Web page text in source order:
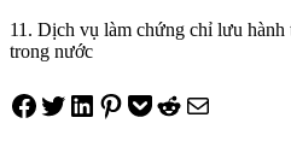
11. Dịch vụ làm chứng chỉ lưu
trong nước
Share on Facebook
Tweet on Twitter
Share on LinkedIn
Pin on Pinterest
Save to pocket
Share on Reddit
Share via Email